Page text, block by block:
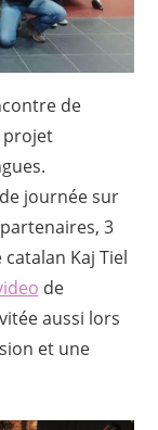
de
projet
journée sur
3
Kaj Tiel
de
aussi lors
et une